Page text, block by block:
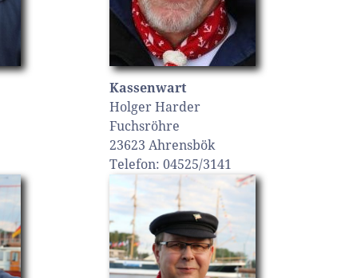
Kassenwart
Holger Harder
Fuchsröhre
23623 Ahrensbök
Telefon: 04525/3141